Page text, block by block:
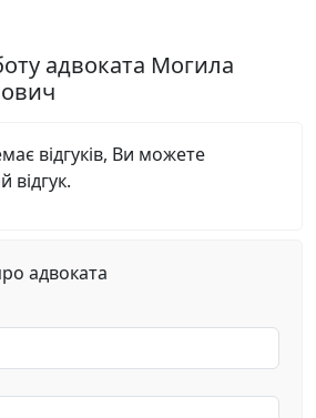
адвоката Могила
відгуків, Ви можете
адвоката